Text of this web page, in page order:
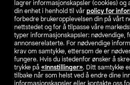
lagrer informasjonskapsler (cookies) og
din enhet i henhold til vår policy for
forbedre brukeropplevelsen din på vårt
nettstedet og for å tilpasse våre
typer informasjonskapsler: nødvendige,
annonserelaterte. For nødvendige
krav om samtykke, ettersom de er
fungere. Hvis du istedenfor ønsker å
trykke på «Innstillinger». Ditt samtykke
tilbake når som helst ved å endre dine
informasjonskapsler eller kontakte oss
Våre selskaper
Finn din
SE NO